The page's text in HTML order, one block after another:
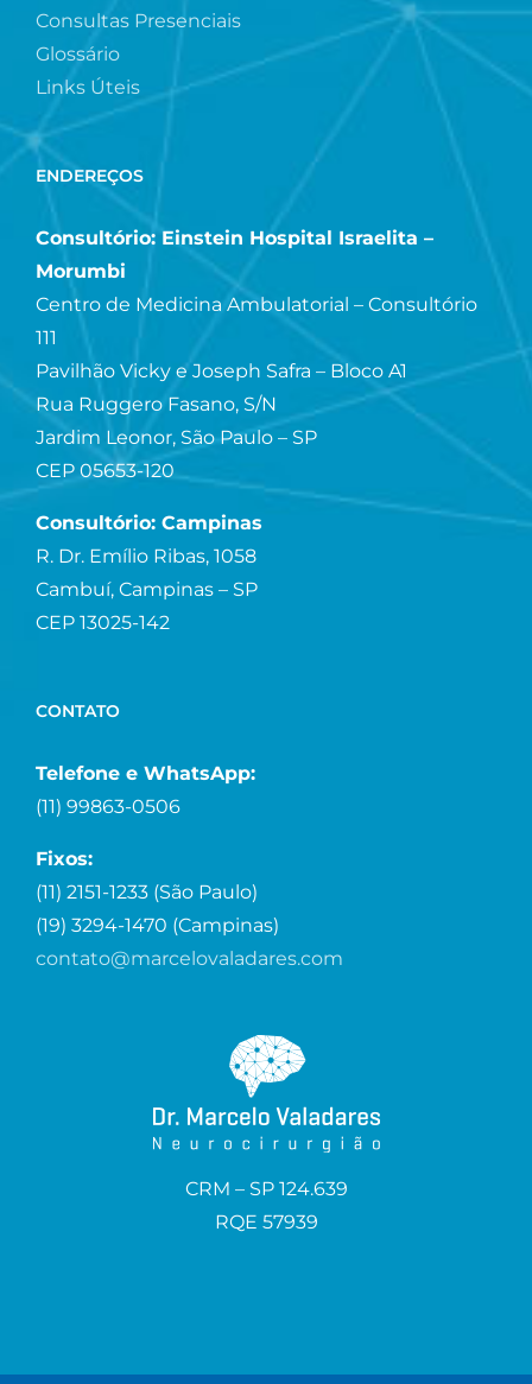
Consultas Presenciais
Glossário
Links Úteis
ENDEREÇOS
Consultório: Einstein Hospital Israelita –
Morumbi
Centro de Medicina Ambulatorial – Consultório
111
Pavilhão Vicky e Joseph Safra – Bloco A1
Rua Ruggero Fasano, S/N
Jardim Leonor, São Paulo – SP
CEP 05653-120
Consultório: Campinas
R. Dr. Emílio Ribas, 1058
Cambuí, Campinas – SP
CEP 13025-142
CONTATO
Telefone e WhatsApp:
(11) 99863-0506
Fixos:
(11) 2151-1233 (São Paulo)
(19) 3294-1470 (Campinas)
contato@marcelovaladares.com
CRM – SP 124.639
RQE 57939